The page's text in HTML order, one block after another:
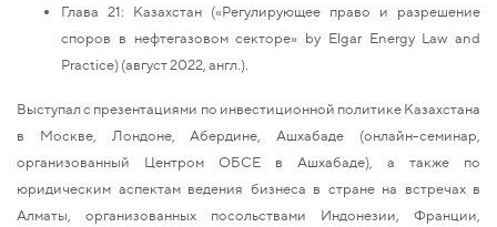
Глава 21: Казахстан («Регулирующее право и разрешение
споров в нефтегазовом секторе» by Elgar Energy Law and
Practice) (август 2022, англ.).
Выступал с презентациями по инвестиционной политике Казахстана
в Москве, Лондоне, Абердине, Ашхабаде (онлайн-семинар,
организованный Центром ОБСЕ в Ашхабаде), а также по
юридическим аспектам ведения бизнеса в стране на встречах в
Алматы, организованных посольствами Индонезии, Франции,